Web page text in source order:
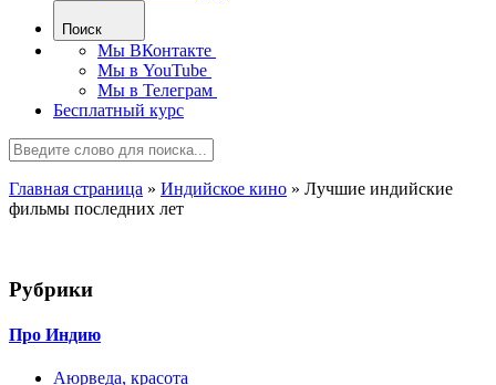
Поиск
Мы ВКонтакте
Мы в YouTube
Мы в Телеграм
Бесплатный курс
Главная страница » Индийское кино » Лучшие индийские
фильмы последних лет
Рубрики
Про Индию
Аюрведа, красота